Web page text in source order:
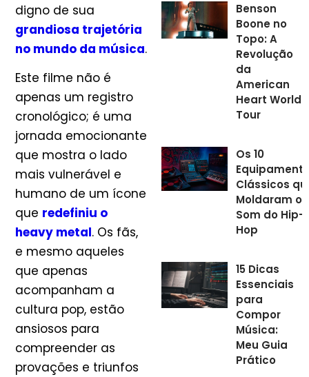
digno de sua
grandiosa trajetória
no mundo da música.
Este filme não é
apenas um registro
cronológico; é uma
jornada emocionante
que mostra o lado
mais vulnerável e
humano de um ícone
que redefiniu o
heavy metal. Os fãs,
e mesmo aqueles
que apenas
acompanham a
cultura pop, estão
ansiosos para
compreender as
provações e triunfos
Benson
Boone no
Topo: A
Revolução
da
American
Heart World
Tour
Os 10
Clássicos
Moldaram o
Som do Hip-
Hop
15 Dicas
Essenciais
para
Compor
Música:
Meu Guia
Prático